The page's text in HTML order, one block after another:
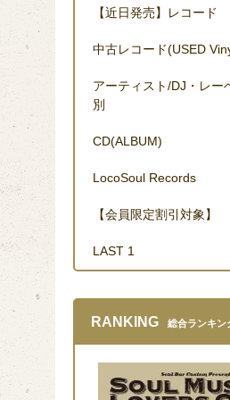
【近日発売】レコード
中古レコード(USED
アーティスト/DJ・レー
別
CD(ALBUM)
LocoSoul Records
【会員限定割引対象】
LAST 1
RANKING 総合ランキン